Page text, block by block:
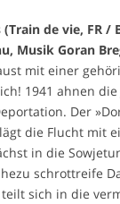
de vie, FR /
Musik Goran
mit einer
1941 ahnen
Der
die Flucht mit
in die
schrottreife
sich in die